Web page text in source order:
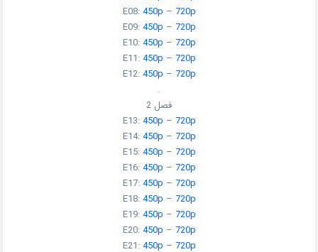
E08:450p – 720p
E09:450p – 720p
E10:450p – 720p
E11:450p – 720p
E12:450p – 720p
.
فصل 2
E13:450p – 720p
E14:450p – 720p
E15:450p – 720p
E16:450p – 720p
E17:450p – 720p
E18:450p – 720p
E19:450p – 720p
E20:450p – 720p
E21:450p – 720p